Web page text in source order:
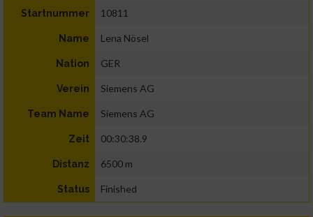
Startnummer 10811
Name Lena Nösel
Nation GER
Verein Siemens AG
Team Name Siemens AG
Zeit 00:30:38.9
Distanz 6500 m
Status Finished